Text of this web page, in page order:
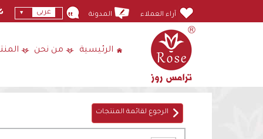
آراء العملاء المدونة عربى
الرئيسية من نحن
الرجوع لقائمة المنتجات